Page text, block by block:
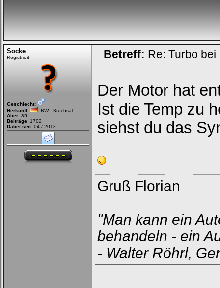
Ich habe mein Passwort
vergessen Registrieren
Socke
Registriert
Geschlecht:
Herkunft:
BW - Bruchsal
Alter: 35
Beiträge: 1702
Dabei seit: 04 / 2013
Betreff: Re: Turbo
Der Motor hat
Ist die Temp zu
siehst du das
Gruß Florian
"Man kann ein
behandeln - ein
- Walter Röhrl,